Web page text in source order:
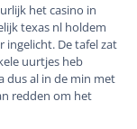
het casino in
texas nl holdem
ingelicht. De tafel zat
uurtjes heb
dus al in de min met
redden om het